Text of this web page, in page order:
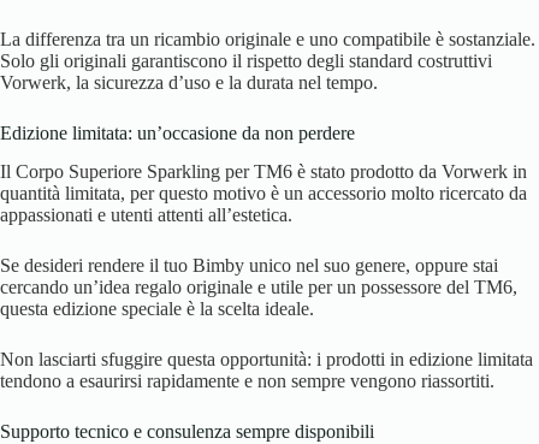
La differenza tra un ricambio originale e uno compatibile è sostanziale.
Solo gli originali garantiscono il rispetto degli standard costruttivi
Vorwerk, la sicurezza d’uso e la durata nel tempo.
Edizione limitata: un’occasione da non perdere
Il Corpo Superiore Sparkling per TM6 è stato prodotto da Vorwerk in
quantità limitata, per questo motivo è un accessorio molto ricercato da
appassionati e utenti attenti all’estetica.
Se desideri rendere il tuo Bimby unico nel suo genere, oppure stai
cercando un’idea regalo originale e utile per un possessore del TM6,
questa edizione speciale è la scelta ideale.
Non lasciarti sfuggire questa opportunità: i prodotti in edizione limitata
tendono a esaurirsi rapidamente e non sempre vengono riassortiti.
Supporto tecnico e consulenza sempre disponibili